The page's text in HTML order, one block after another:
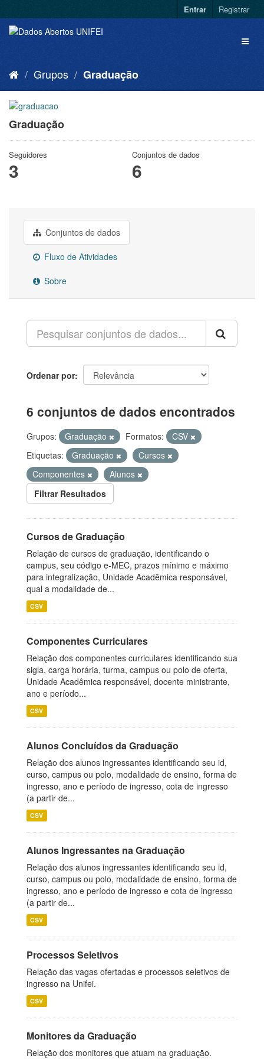
Entrar Registrar
Grupos Graduação
Graduação
Seguidores
3
Conjuntos de dados
6
Conjuntos de dados
Fluxo de Atividades
Sobre
Ordenar por
6 conjuntos de dados encontrados
Grupos: Graduação Formatos:
CSV
Etiquetas:
Graduação
Cursos
Componentes
Alunos
Filtrar Resultados
Cursos de Graduação
Relação de cursos de graduação, identificando o
campus, seu código e-MEC, prazos mínimo e máximo
para integralização, Unidade Acadêmica responsável,
qual a modalidade de...
CSV
Componentes Curriculares
Relação dos componentes curriculares identificando sua
sigla, carga horária, turma, campus ou polo de oferta,
Unidade Acadêmica responsável, docente ministrante,
ano e período...
CSV
Alunos Concluídos da Graduação
Relação dos alunos ingressantes identificando seu id,
curso, campus ou polo, modalidade de ensino, forma de
ingresso, ano e período de ingresso, cota de ingresso
(a partir de...
CSV
Alunos Ingressantes na Graduação
Relação dos alunos ingressantes identificando seu id,
curso, campus ou polo, modalidade de ensino, forma de
ingresso, ano e período de ingresso e cota de ingresso
(a partir de...
CSV
Processos Seletivos
Relação das vagas ofertadas e processos seletivos de
ingresso na Unifei.
CSV
Monitores da Graduação
Relação dos monitores que atuam na graduação.